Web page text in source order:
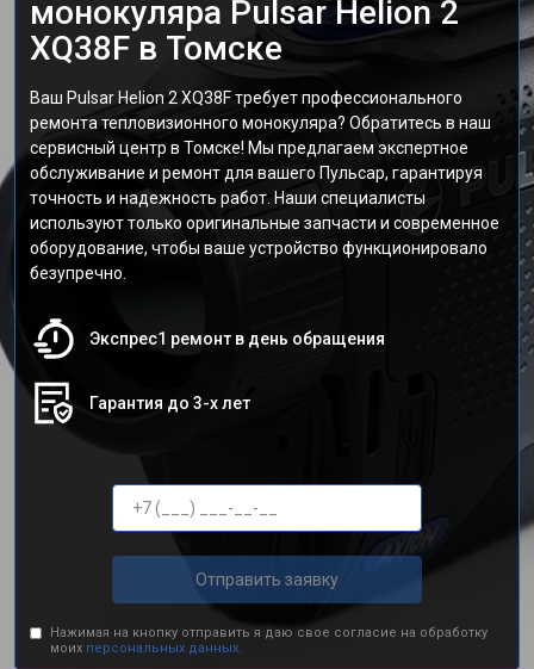
монокуляра Pulsar Helion 2
XQ38F в Томске
Ваш Pulsar Helion 2 XQ38F требует профессионального
ремонта тепловизионного монокуляра? Обратитесь в наш
сервисный центр в Томске! Мы предлагаем экспертное
обслуживание и ремонт для вашего Пульсар, гарантируя
точность и надежность работ. Наши специалисты
используют только оригинальные запчасти и современное
оборудование, чтобы ваше устройство функционировало
безупречно.
Экспрес1 ремонт в день обращения
Гарантия до 3-х лет
Отправить заявку
Нажимая на кнопку отправить я даю свое согласие на обработку
моих персональных данных.